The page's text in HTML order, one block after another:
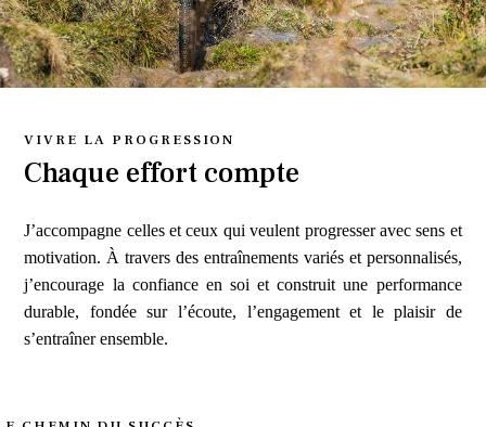
VIVRE LA PROGRESSION
Chaque effort compte
J’accompagne celles et ceux qui veulent progresser avec sens et
motivation. À travers des entraînements variés et personnalisés,
j’encourage la confiance en soi et construit une performance
durable, fondée sur l’écoute, l’engagement et le plaisir de
s’entraîner ensemble.